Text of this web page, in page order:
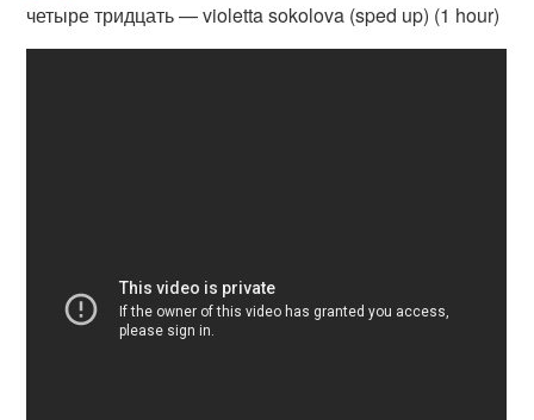
четыре тридцать — violetta sokolova (sped up) (1 hour)